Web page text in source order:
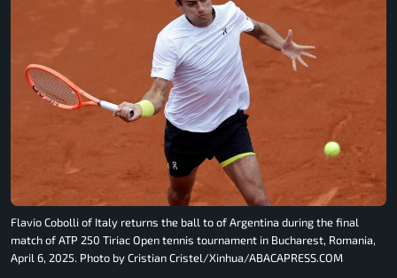
Flavio Cobolli of Italy returns the ball to of Argentina during the final
match of ATP 250 Tiriac Open tennis tournament in Bucharest, Romania,
April 6, 2025. Photo by Cristian Cristel/Xinhua/ABACAPRESS.COM